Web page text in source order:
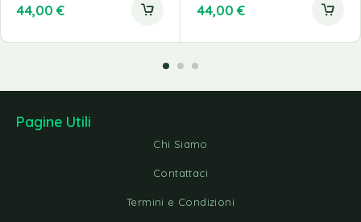
44,00 € 44,00 €
Pagine Utili
Chi Siamo
Contattaci
Termini e Condizioni